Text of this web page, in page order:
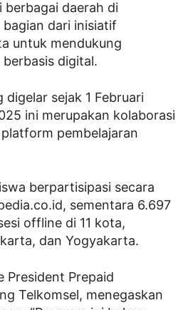
berbagai daerah di
bagian dari inisiatif
untuk mendukung
digital.
sejak 1 Februari
ini merupakan kolaborasi
pembelajaran
berpartisipasi secara
sementara 6.697
offline di 11 kota,
dan Yogyakarta.
President Prepaid
Telkomsel, menegaskan